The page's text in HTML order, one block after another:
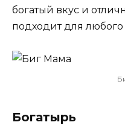
богатый вкус и
подходит для
Богатырь